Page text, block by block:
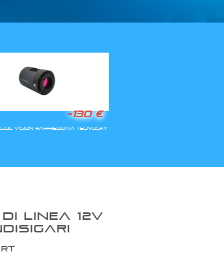
LINEA 12V